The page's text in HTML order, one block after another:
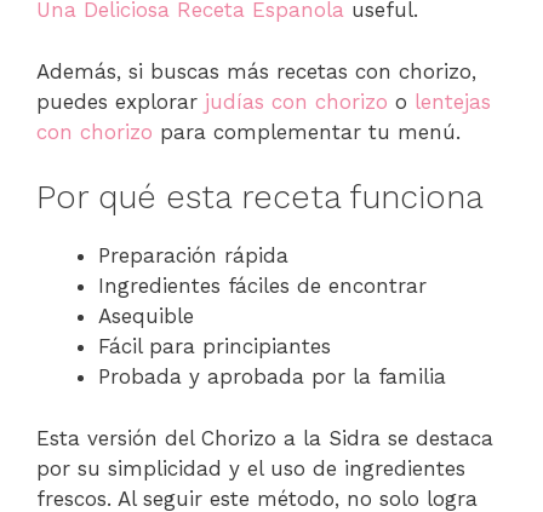
Una Deliciosa Receta Espanola useful.
Además, si buscas más recetas con chorizo,
puedes explorar judías con chorizo o lentejas
con chorizo para complementar tu menú.
Por qué esta receta funciona
Preparación rápida
Ingredientes fáciles de encontrar
Asequible
Fácil para principiantes
Probada y aprobada por la familia
Esta versión del Chorizo a la Sidra se destaca
por su simplicidad y el uso de ingredientes
frescos. Al seguir este método, no solo logra